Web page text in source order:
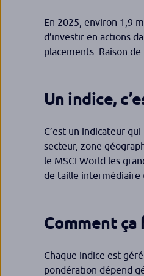
En 2025, environ 1,9
d’investir en actions
placements. Raison
Un indice,
C’est un indicateur
secteur, zone
le MSCI World les
de taille intermédiaire
Comment
Chaque indice est
pondération dépend